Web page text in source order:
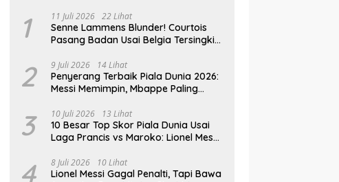
1 11 Juli 2026 22 Lihat
Senne Lammens Blunder! Courtois
Pasang Badan Usai Belgia Tersingkir
2 9 Juli 2026 14 Lihat
Penyerang Terbaik Piala Dunia 2026:
Messi Memimpin, Mbappe Paling
3 10 Juli 2026 13 Lihat
10 Besar Top Skor Piala Dunia Usai
Laga Prancis vs Maroko: Lionel Messi
4 8 Juli 2026 10 Lihat
Lionel Messi Gagal Penalti, Tapi Bawa